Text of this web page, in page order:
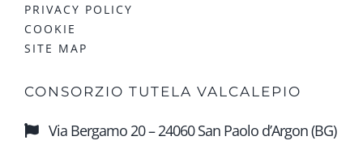
PRIVACY POLICY
COOKIE
SITE MAP
CONSORZIO TUTELA VALCALEPIO
Via Bergamo 20 – 24060 San Paolo d’Argon (BG)